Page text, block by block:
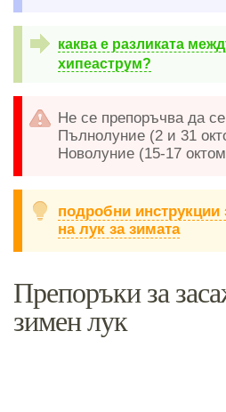
каква е разликата
хипеаструм?
Не се препоръчва да
Пълнолуние (2 и 31
Новолуние (15-17
подробни инструкции
на лук за зимата
Препоръки за
зимен лук